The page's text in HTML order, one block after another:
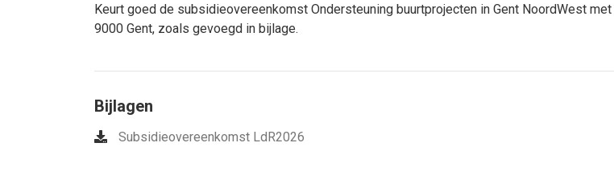
Keurt goed de subsidieovereenkomst Ondersteuning buurtprojecten in Gent NoordWest met
9000 Gent, zoals gevoegd in bijlage.
Bijlagen
Subsidieovereenkomst LdR2026